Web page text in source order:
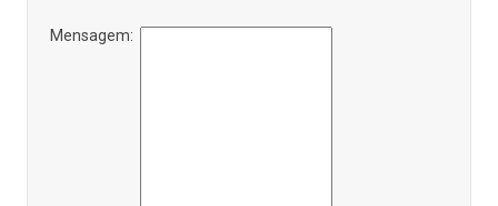
Mensagem: